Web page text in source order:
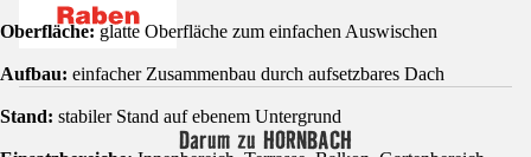
Oberfläche:glatte Oberfläche zum einfachen Auswischen
Aufbau: einfacher Zusammenbau durch aufsetzbares Dach
Stand: stabiler Stand auf ebenem Untergrund
Darum zu HORNBACH